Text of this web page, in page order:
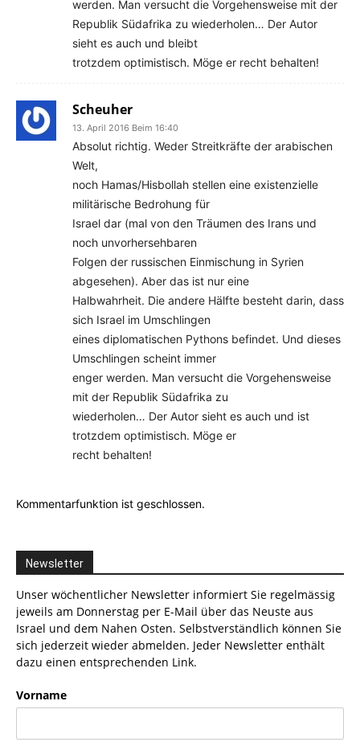
werden. Man versucht die Vorgehensweise mit der
Republik Südafrika zu wiederholen… Der Autor
sieht es auch und bleibt
trotzdem optimistisch. Möge er recht behalten!
Scheuher
13. April 2016 Beim 16:40
Absolut richtig. Weder Streitkräfte der arabischen
Welt,
noch Hamas/Hisbollah stellen eine existenzielle
militärische Bedrohung für
Israel dar (mal von den Träumen des Irans und
noch unvorhersehbaren
Folgen der russischen Einmischung in Syrien
abgesehen). Aber das ist nur eine
Halbwahrheit. Die andere Hälfte besteht darin, dass
sich Israel im Umschlingen
eines diplomatischen Pythons befindet. Und dieses
Umschlingen scheint immer
enger werden. Man versucht die Vorgehensweise
mit der Republik Südafrika zu
wiederholen… Der Autor sieht es auch und ist
trotzdem optimistisch. Möge er
recht behalten!
Kommentarfunktion ist geschlossen.
Newsletter
Unser wöchentlicher Newsletter informiert Sie regelmässig
jeweils am Donnerstag per E-Mail über das Neuste aus
Israel und dem Nahen Osten. Selbstverständlich können Sie
sich jederzeit wieder abmelden. Jeder Newsletter enthält
dazu einen entsprechenden Link.
Vorname